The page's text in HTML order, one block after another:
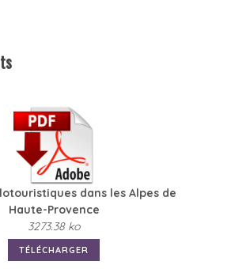
dans les Alpes de
Haute-Provence
3273.38 ko
TÉLÉCHARGER